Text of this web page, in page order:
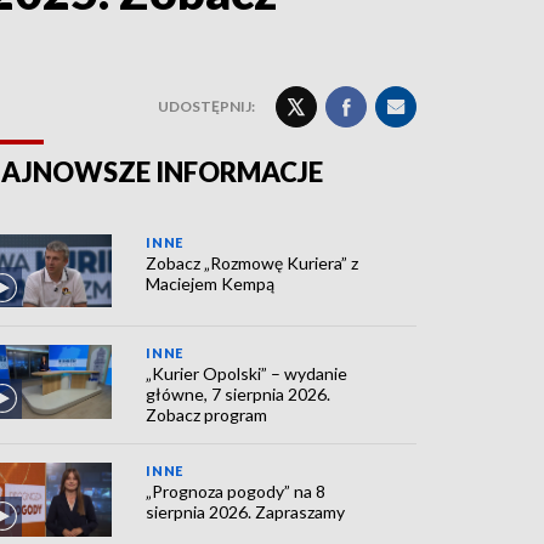
UDOSTĘPNIJ:
INFORMACJE
INNE
Zobacz „Rozmowę Kuriera” z
Maciejem Kempą
INNE
„Kurier Opolski” – wydanie
główne, 7 sierpnia 2026.
Zobacz program
INNE
„Prognoza pogody” na 8
sierpnia 2026. Zapraszamy